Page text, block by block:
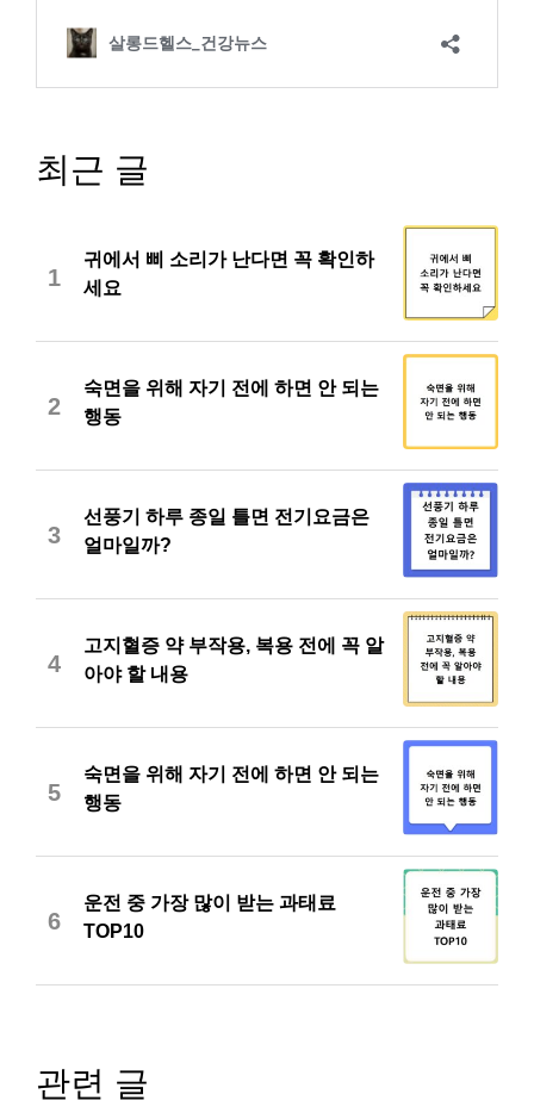
최근 글
1
귀에서 삐 소리가 난다면 꼭 확인하
세요
2
숙면을 위해 자기 전에 하면 안 되는
행동
3
선풍기 하루 종일 틀면 전기요금은
얼마일까?
4
고지혈증 약 부작용, 복용 전에 꼭 알
아야 할 내용
5
숙면을 위해 자기 전에 하면 안 되는
행동
6
운전 중 가장 많이 받는 과태료
TOP10
관련 글